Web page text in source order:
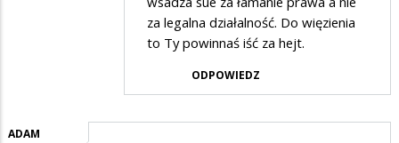
za legalna działalność. Do więzienia
to Ty powinnaś iść za hejt.
ODPOWIEDZ
ADAM